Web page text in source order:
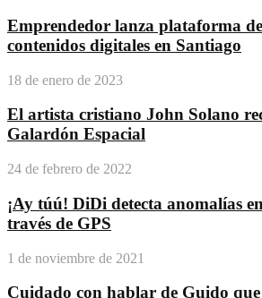
Emprendedor lanza plataforma
contenidos digitales en Santiago
18 de enero de 2023
El artista cristiano John Solano
Galardón Espacial
24 de febrero de 2022
¡Ay túú! DiDi detecta anomalías
través de GPS
1 de noviembre de 2021
Cuidado con hablar de Guido que